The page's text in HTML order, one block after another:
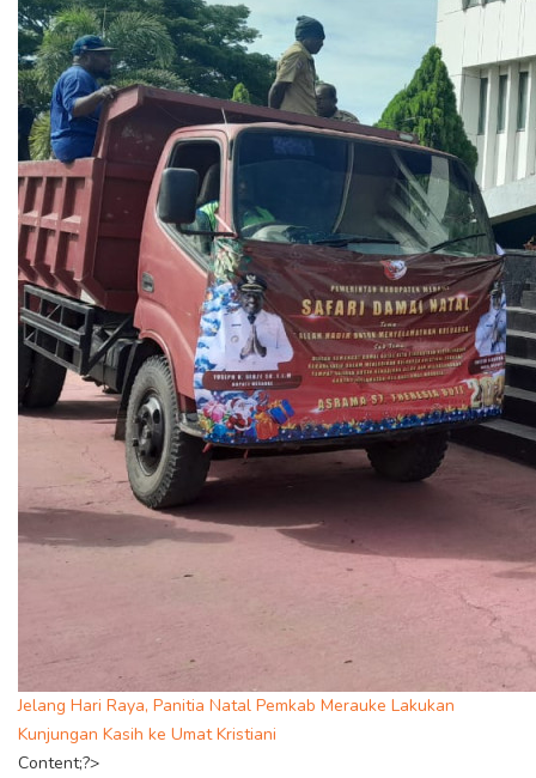
Jelang Hari Raya, Panitia Natal Pemkab Merauke Lakukan
Kunjungan Kasih ke Umat Kristiani
Content;?>